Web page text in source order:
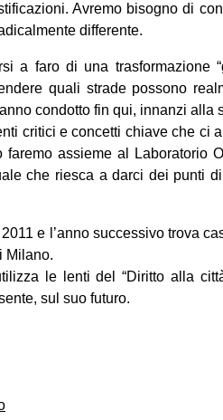
Avremo bisogno di
differente.
a faro di una trasformazione
quali strade possono
condotto fin qui, innanzi alla
critici e concetti chiave che ci
assieme al Laboratorio
che riesca a darci dei punti
e l’anno successivo trova
Milano.
le lenti del “Diritto alla
sul suo futuro.